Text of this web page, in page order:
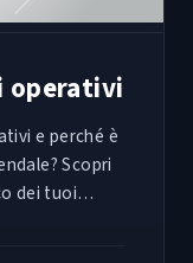
operativi
e perché è
Scopri
dei tuoi